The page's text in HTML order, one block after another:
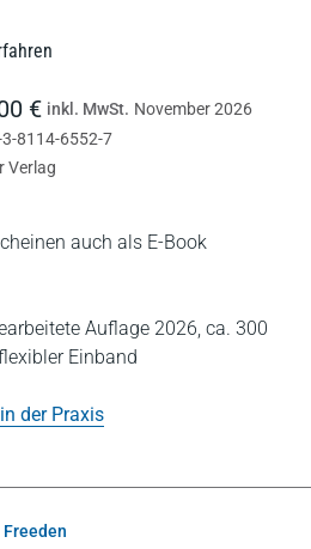
auch als E-Book
Auflage 2026, ca. 300
Einband
der Praxis
€ inkl. MwSt. November 2026
3-8114-6552-7
Verlag